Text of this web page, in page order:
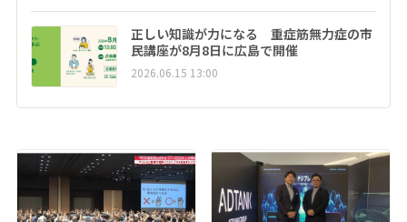
正しい知識が力になる 重症筋無力症の市
民講座が8月8日に広島で開催
2026.06.15 13:00